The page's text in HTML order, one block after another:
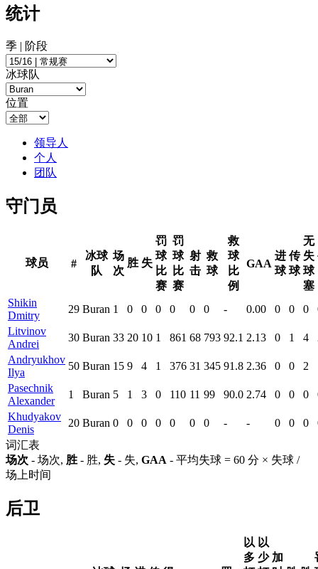
统计
季 | 阶段
冰球队
位置
领导人
个人
团队
守门员
球员 #
冰球
队
场
次
胜 失
罚
球
比
赛
罚
球
比
赛
射
击
救
球
救
球
比
例
GAA
进
球
传
球
无
失
球
塞
Shikin
Dmitry
29 Buran 1 0 0 0 0 0 0 - 0.00 0 0 0
Litvinov
Andrei
30 Buran 33 20 10 1 861 68 793 92.1 2.13 0 1 4
Andryukhov
Ilya
50 Buran 15 9 4 1 376 31 345 91.8 2.36 0 0 2
Pasechnik
Alexander
1 Buran 5 1 3 0 110 11 99 90.0 2.74 0 0 0
Khudyakov
Denis
20 Buran 0 0 0 0 0 0 0 - - 0 0 0
词汇表
场次 - 场次, 胜 - 胜, 失 - 失, GAA - 平均失球 = 60 分 × 失球 /
场上时间
后卫
以
多
以
少 加